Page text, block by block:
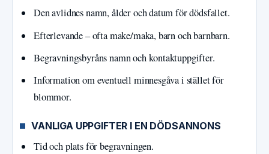
Den avlidnes namn, ålder och datum för dödsfallet.
Efterlevande – ofta make/maka, barn och barnbarn.
Begravningsbyråns namn och kontaktuppgifter.
Information om eventuell minnesgåva i stället för
blommor.
VANLIGA UPPGIFTER I EN DÖDSANNONS
Tid och plats för begravningen.